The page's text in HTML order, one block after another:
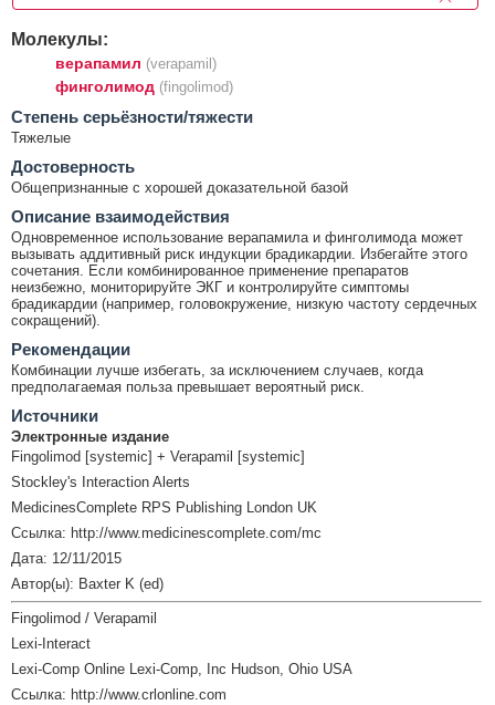
Молекулы:
верапамил (verapamil)
финголимод (fingolimod)
Cтепень серьёзности/тяжести
Тяжелые
Достоверность
Общепризнанные с хорошей доказательной базой
Описание взаимодействия
Одновременное использование верапамила и финголимода может
вызывать аддитивный риск индукции брадикардии. Избегайте этого
сочетания. Если комбинированное применение препаратов
неизбежно, мониторируйте ЭКГ и контролируйте симптомы
брадикардии (например, головокружение, низкую частоту сердечных
сокращений).
Рекомендации
Комбинации лучше избегать, за исключением случаев, когда
предполагаемая польза превышает вероятный риск.
Источники
Электронные издание
Fingolimod [systemic] + Verapamil [systemic]
Stockley's Interaction Alerts
MedicinesComplete RPS Publishing London UK
Ссылка: http://www.medicinescomplete.com/mc
Дата: 12/11/2015
Автор(ы): Baxter K (ed)
Fingolimod / Verapamil
Lexi-Interact
Lexi-Comp Online Lexi-Comp, Inc Hudson, Ohio USA
Ссылка: http://www.crlonline.com